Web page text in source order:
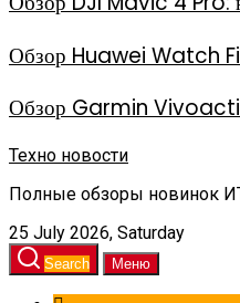
Обзор Huawei Watch
Обзор Garmin
Техно новости
Полные обзоры новинок
25 July 2026, Saturday
Search Меню